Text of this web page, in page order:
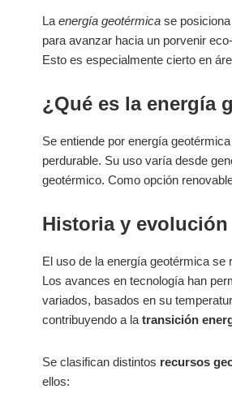
La energía geotérmica se
para avanzar hacia un porvenir
Esto es especialmente cierto en
¿Qué es la energía
Se entiende por energía
perdurable. Su uso varía desde
geotérmico. Como opción
Historia y
El uso de la energía geotérmica
Los avances en tecnología han
variados, basados en su
contribuyendo a la transición
Se clasifican distintos recursos
ellos: